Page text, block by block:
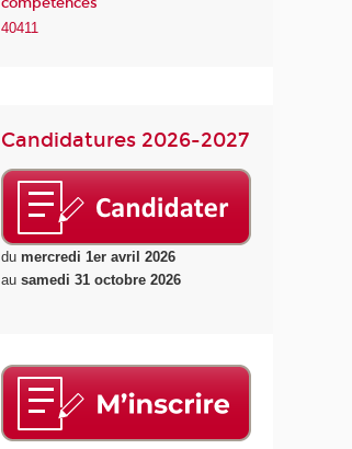
40411
Candidatures 2026-2027
dumercredi 1er avril 2026
ausamedi 31 octobre 2026